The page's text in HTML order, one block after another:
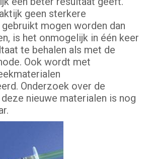
geen sterkere
mogen worden dan
is het onmogelijk in één keer
te behalen als met de
Ook wordt met
Onderzoek over de
nieuwe materialen is nog